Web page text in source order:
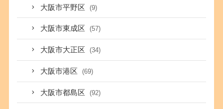
大阪市平野区 (9)
大阪市東成区 (57)
大阪市大正区 (34)
大阪市港区 (69)
大阪市都島区 (92)